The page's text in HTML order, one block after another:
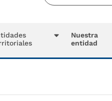
Nuestra
entidad